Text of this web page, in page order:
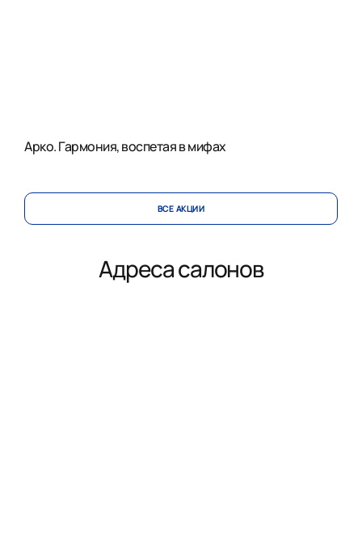
Арко. Гармония, воспетая в мифах
ВСЕ АКЦИИ
Адреса салонов